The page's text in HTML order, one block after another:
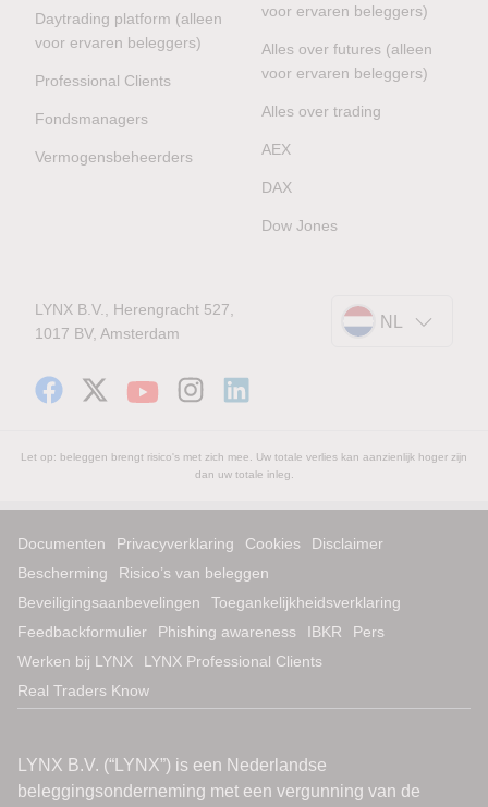
Daytrading platform (alleen
voor ervaren beleggers)
Professional Clients
Fondsmanagers
Vermogensbeheerders
voor ervaren beleggers)
Alles over futures (alleen
voor ervaren beleggers)
Alles over trading
AEX
DAX
Dow Jones
LYNX B.V., Herengracht 527,
1017 BV, Amsterdam
NL
Let op: beleggen brengt risico's met zich mee. Uw totale verlies kan aanzienlijk hoger zijn
dan uw totale inleg.
Documenten Privacyverklaring Cookies
Disclaimer
Bescherming
Risico’s van beleggen
Beveiligingsaanbevelingen
Toegankelijkheidsverklaring
Feedbackformulier
Phishing awareness IBKR
Pers
Werken bij LYNX
LYNX Professional Clients
Real Traders Know